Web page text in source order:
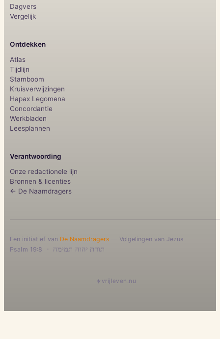
Dagvers
Vergelijk
Ontdekken
Atlas
Tijdlijn
Stamboom
Kruisverwijzingen
Hapax Legomena
Concordantie
Werkbladen
Leesplannen
Verantwoording
Onze redactionele lijn
Bronnen & licenties
← De Naamdragers
Een initiatief van De Naamdragers — Volgelingen van Jezus
תורת יהוה תמימה ·
Psalm 19:8
vrijleven.nu